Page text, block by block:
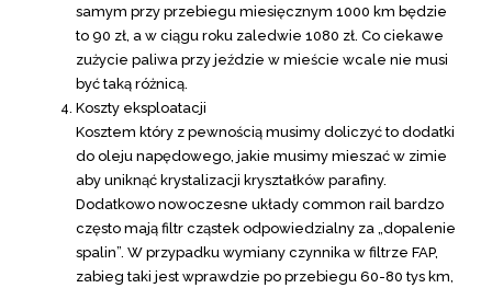
samym przy przebiegu miesięcznym 1000 km będzie
to 90 zł, a w ciągu roku zaledwie 1080 zł. Co ciekawe
zużycie paliwa przy jeździe w mieście wcale nie musi
być taką różnicą.
Koszty eksploatacji
Kosztem który z pewnością musimy doliczyć to dodatki
do oleju napędowego, jakie musimy mieszać w zimie
aby uniknąć krystalizacji kryształków parafiny.
Dodatkowo nowoczesne układy common rail bardzo
często mają filtr cząstek odpowiedzialny za „dopalenie
spalin”. W przypadku wymiany czynnika w filtrze FAP,
zabieg taki jest wprawdzie po przebiegu 60-80 tys km,